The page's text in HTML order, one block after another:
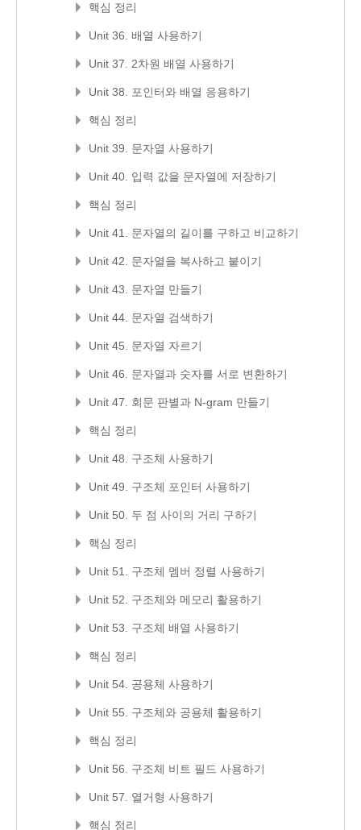
핵심 정리
Unit 36. 배열 사용하기
Unit 37. 2차원 배열 사용하기
Unit 38. 포인터와 배열 응용하기
핵심 정리
Unit 39. 문자열 사용하기
Unit 40. 입력 값을 문자열에 저장하기
핵심 정리
Unit 41. 문자열의 길이를 구하고 비교하기
Unit 42. 문자열을 복사하고 붙이기
Unit 43. 문자열 만들기
Unit 44. 문자열 검색하기
Unit 45. 문자열 자르기
Unit 46. 문자열과 숫자를 서로 변환하기
Unit 47. 회문 판별과 N-gram 만들기
핵심 정리
Unit 48. 구조체 사용하기
Unit 49. 구조체 포인터 사용하기
Unit 50. 두 점 사이의 거리 구하기
핵심 정리
Unit 51. 구조체 멤버 정렬 사용하기
Unit 52. 구조체와 메모리 활용하기
Unit 53. 구조체 배열 사용하기
핵심 정리
Unit 54. 공용체 사용하기
Unit 55. 구조체와 공용체 활용하기
핵심 정리
Unit 56. 구조체 비트 필드 사용하기
Unit 57. 열거형 사용하기
핵심 정리